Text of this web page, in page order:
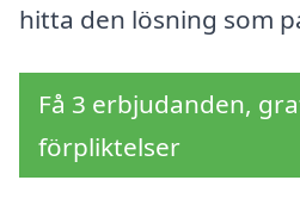
hitta den lösning som
Få 3 erbjudanden,
förpliktelser